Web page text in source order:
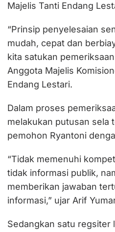
Majelis Tanti Endang
“Prinsip penyelesaian
mudah, cepat dan
kita satukan
Anggota Majelis
Endang Lestari.
Dalam proses
melakukan putusan sela
pemohon Ryantoni
“Tidak memenuhi
tidak informasi publik,
memberikan jawaban
informasi,” ujar Arif
Sedangkan satu regsiter